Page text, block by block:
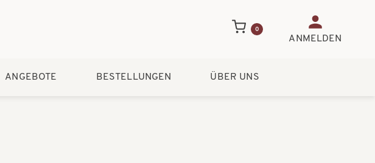
0
ANMELDEN
ANGEBOTE BESTELLUNGEN ÜBER UNS